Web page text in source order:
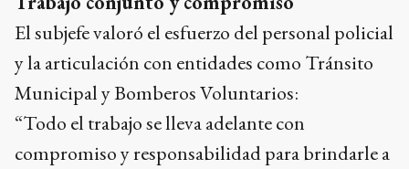
El subjefe valoró el esfuerzo del personal policial
y la articulación con entidades como Tránsito
Municipal y Bomberos Voluntarios:
“Todo el trabajo se lleva adelante con
compromiso y responsabilidad para brindarle a